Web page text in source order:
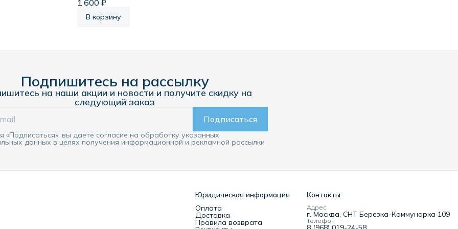
песчаный 1 600 ₽
шторками, 16А, 250В,
В корзину
Подпишитесь на рассылку
на наши акции и новости и получите скидку на
следующий заказ
Подписаться
«Подписаться», вы даете согласие на обработку указанных
данных в целях получения информационной и рекламной рассылки
Юридическая информация
Оплата
Доставка
Правила возврата
Контакты
Адрес
г. Москва, CНТ Березка-Коммунарка 109
Телефон